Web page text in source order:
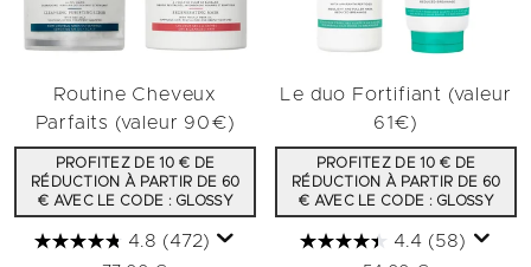
Routine Cheveux
Parfaits (valeur 90€)
PROFITEZ DE 10 € DE
RÉDUCTION À PARTIR DE 60
€ AVEC LE CODE : GLOSSY
4.8 (472)
Le duo Fortifiant (valeur
61€)
PROFITEZ DE 10 € DE
RÉDUCTION À PARTIR DE 60
€ AVEC LE CODE : GLOSSY
4.4 (58)